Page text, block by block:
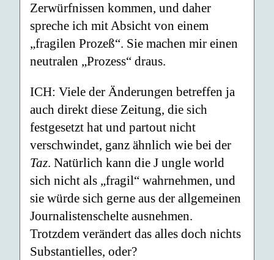
Zerwürfnissen kommen, und daher
spreche ich mit Absicht von einem
„fragilen Prozeß“. Sie machen mir einen
neutralen „Prozess“ draus.
ICH: Viele der Änderungen betreffen ja
auch direkt diese Zeitung, die sich
festgesetzt hat und partout nicht
verschwindet, ganz ähnlich wie bei der
Taz. Natürlich kann die J ungle world
sich nicht als „fragil“ wahrnehmen, und
sie würde sich gerne aus der allgemeinen
Journalistenschelte ausnehmen.
Trotzdem verändert das alles doch nichts
Substantielles, oder?